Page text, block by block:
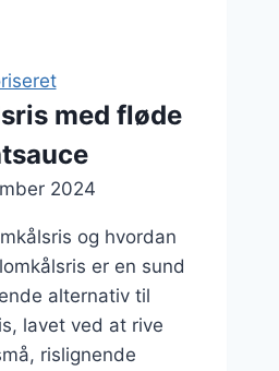
med fløde
2024
og hvordan
er en sund
alternativ til
lavet ved at rive
rislignende